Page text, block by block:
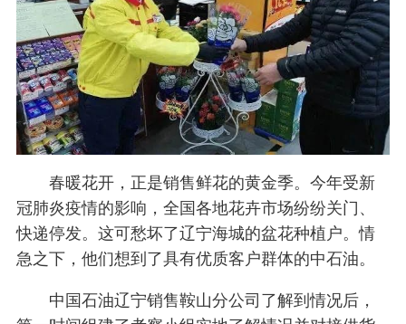
春暖花开，正是销售鲜花的黄金季。今年受新
冠肺炎疫情的影响，全国各地花卉市场纷纷关门、
快递停发。这可愁坏了辽宁海城的盆花种植户。情
急之下，他们想到了具有优质客户群体的中石油。
中国石油辽宁销售鞍山分公司了解到情况后，